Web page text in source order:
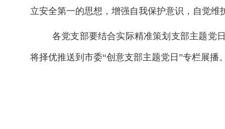
立安全第一的思想，增强自我保护意识，自觉
各党支部要结合实际精准策划支部主题党
将择优推送到市委“创 意支部主题党日 ”专栏展播